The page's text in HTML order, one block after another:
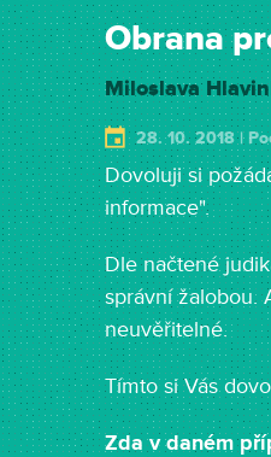
Obrana
Miloslava
28. 10. 2018 |
Dovoluji si
informace".
Dle načtené
správní žalobou.
neuvěřitelné.
Tímto si Vás
Zda v daném